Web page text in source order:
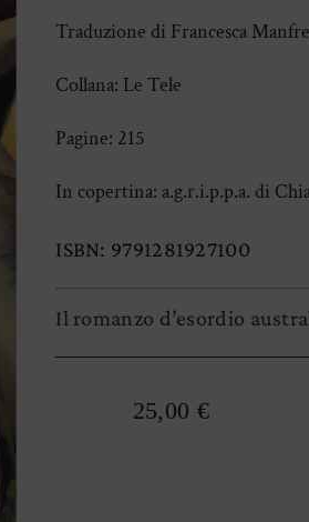
Traduzione di Francesca
Collana: Le Tele
Pagine: 215
In copertina: a.g.r.i.p.p.a. di
ISBN: 9791281927100
Il romanzo d’esordio
25,00 €